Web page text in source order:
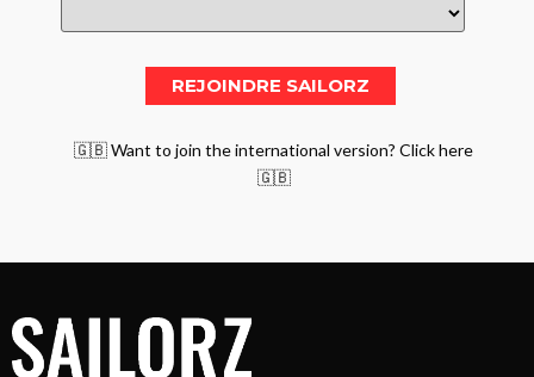
🇬🇧 Want to join the international version? Click here
🇬🇧